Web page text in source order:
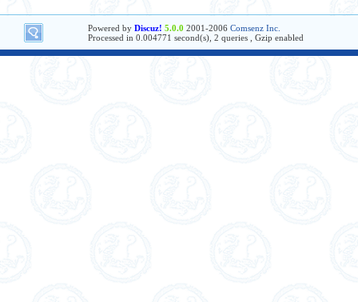
Powered by Discuz! 5.0.0 2001-2006 Comsenz Inc.
Processed in 0.004771 second(s), 2 queries , Gzip enabled